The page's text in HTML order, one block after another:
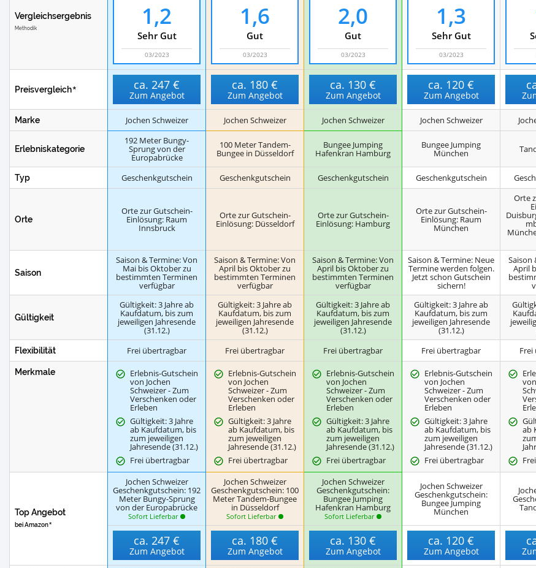
Vergleichsergebnis
Methodik 1,2
Sehr Gut
03/2023
1,6
Gut
03/2023
2,0
Gut
03/2023
1,3
Sehr Gut
03/2023
Preisvergleich ca.247 €
Zum Angebot
ca. 180 €
Zum Angebot
ca. 130 €
Zum Angebot
ca. 120 €
Zum Angebot
Marke Jochen Schweizer Jochen Schweizer Jochen Schweizer Jochen Schweizer
Erlebniskategorie
192 Meter Bungy-
Sprung von der
Europabrücke
100 Meter Tandem-
Bungee in Düsseldorf
Bungee Jumping
Hafenkran Hamburg
Bungee Jumping
München
Typ Geschenkgutschein Geschenkgutschein Geschenkgutschein Geschenkgutschein
Orte
Orte zur Gutschein-
Einlösung: Raum
Innsbruck
Orte zur Gutschein-
Einlösung: Düsseldorf
Orte zur Gutschein-
Einlösung: Hamburg
Orte zur Gutschein-
Einlösung: Raum
München
Orte
Saison
Saison & Termine: Von
Mai bis Oktober zu
bestimmten Terminen
verfügbar
Saison & Termine: Von
April bis Oktober zu
bestimmten Terminen
verfügbar
Saison & Termine: Von
April bis Oktober zu
bestimmten Terminen
verfügbar
Saison & Termine: Neue
Termine werden folgen.
Jetzt schon Gutschein
sichern!
Saison
April
Gültigkeit
Gültigkeit: 3 Jahre ab
Kaufdatum, bis zum
jeweiligen Jahresende
(31.12.)
Gültigkeit: 3 Jahre ab
Kaufdatum, bis zum
jeweiligen Jahresende
(31.12.)
Gültigkeit: 3 Jahre ab
Kaufdatum, bis zum
jeweiligen Jahresende
(31.12.)
Gültigkeit: 3 Jahre ab
Kaufdatum, bis zum
jeweiligen Jahresende
(31.12.)
Flexibilität Frei übertragbar Frei übertragbar Frei übertragbar Frei übertragbar
Merkmale Erlebnis-Gutschein
von Jochen
Schweizer - Zum
Verschenken oder
Erleben
Gültigkeit: 3 Jahre
ab Kaufdatum, bis
zum jeweiligen
Jahresende (31.12.)
Frei übertragbar
Erlebnis-Gutschein
von Jochen
Schweizer - Zum
Verschenken oder
Erleben
Gültigkeit: 3 Jahre
ab Kaufdatum, bis
zum jeweiligen
Jahresende (31.12.)
Frei übertragbar
Erlebnis-Gutschein
von Jochen
Schweizer - Zum
Verschenken oder
Erleben
Gültigkeit: 3 Jahre
ab Kaufdatum, bis
zum jeweiligen
Jahresende (31.12.)
Frei übertragbar
Erlebnis-Gutschein
von Jochen
Schweizer - Zum
Verschenken oder
Erleben
Gültigkeit: 3 Jahre
ab Kaufdatum, bis
zum jeweiligen
Jahresende (31.12.)
Frei übertragbar
ab
Top Angebot
bei Amazon
Jochen Schweizer
Geschenkgutschein: 192
Meter Bungy-Sprung
von der Europabrücke
Sofort Lieferbar
Jochen Schweizer
Geschenkgutschein: 100
Meter Tandem-Bungee
in Düsseldorf
Sofort Lieferbar
Jochen Schweizer
Geschenkgutschein:
Bungee Jumping
Hafenkran Hamburg
Sofort Lieferbar
Jochen Schweizer
Geschenkgutschein:
Bungee Jumping
München
ca.247 €
Zum Angebot
ca. 180 €
Zum Angebot
ca. 130 €
Zum Angebot
ca. 120 €
Zum Angebot